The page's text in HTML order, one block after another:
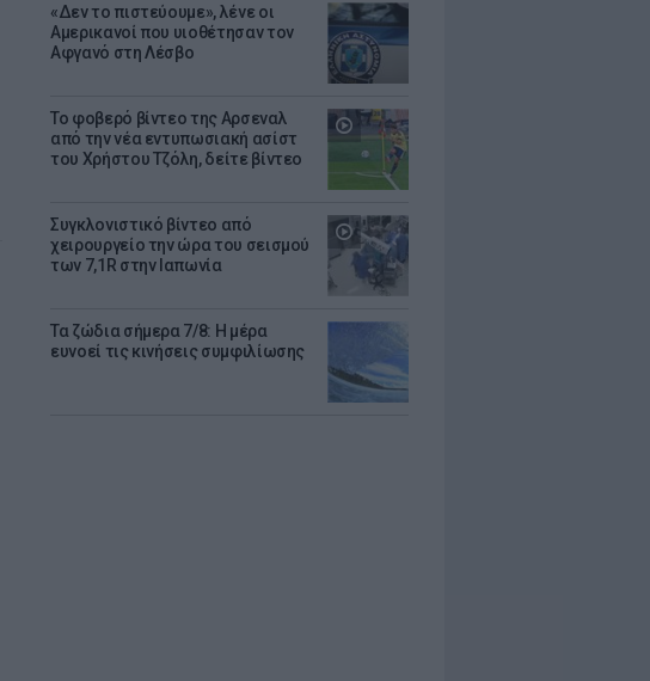
«Δεν το πιστεύουμε», λένε οι
Αμερικανοί που υιοθέτησαν τον
Αφγανό στη Λέσβο
Το φοβερό βίντεο της Αρσεναλ
από την νέα εντυπωσιακή ασίστ
του Χρήστου Τζόλη, δείτε βίντεο
Συγκλονιστικό βίντεο από
χειρουργείο την ώρα του σεισμού
των 7,1R στην Ιαπωνία
Τα ζώδια σήμερα 7/8: Η μέρα
ευνοεί τις κινήσεις συμφιλίωσης